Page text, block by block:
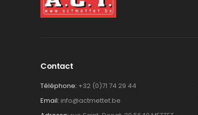
Contact
Téléphone: +32 (0)71 74 29 44
Email: info@actmettet.be